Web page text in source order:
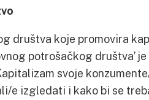
društva koje promovira
potrošačkog društva’
svoje
e izgledati i kako bi se